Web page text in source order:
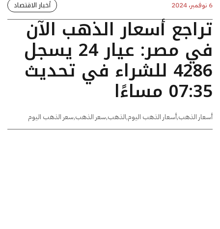
6 نوفمبر، 2024 أخبار الاقتصاد
تراجع أسعار الذهب الآن
في مصر: عيار 24 يسجل
4286 للشراء في تحديث
07:35 مساءًا
أسعار الذهب,أسعار الذهب اليوم,الذهب,سعر الذهب,سعر الذهب اليوم